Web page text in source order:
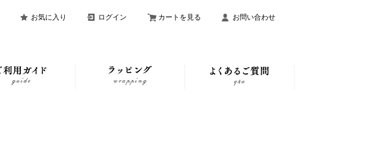
お気に入り ログイン カートを見る お問い合わせ